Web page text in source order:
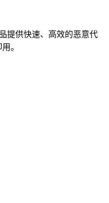
提供快速、高效的恶意代
。